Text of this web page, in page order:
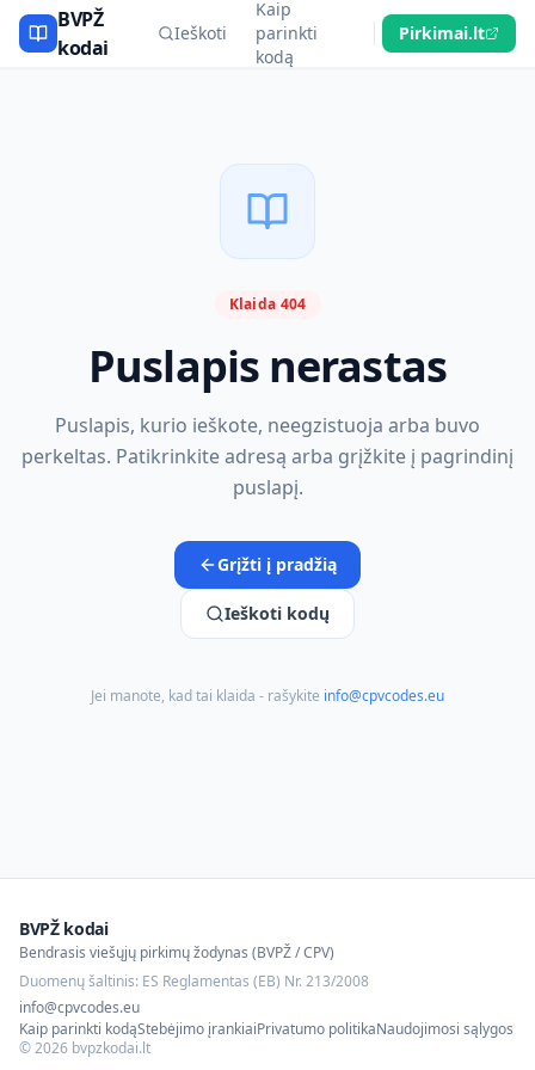
BVPŽ
kodai
Ieškoti
Kaip
parinkti
kodą
Pirkimai.lt
Klaida 404
Puslapis nerastas
Puslapis, kurio ieškote, neegzistuoja arba buvo
perkeltas. Patikrinkite adresą arba grįžkite į pagrindinį
puslapį.
Grįžti į pradžią
Ieškoti kodų
Jei manote, kad tai klaida - rašykite info@cpvcodes.eu
BVPŽ kodai
Bendrasis viešųjų pirkimų žodynas (BVPŽ / CPV)
Duomenų šaltinis: ES Reglamentas (EB) Nr. 213/2008
info@cpvcodes.eu
Kaip parinkti kodąStebėjimo įrankiaiPrivatumo politikaNaudojimosi sąlygos
©2026 bvpzkodai.lt